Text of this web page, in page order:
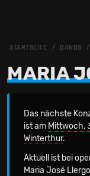
STARTSEITE BANDS
MARIA
Das nächste
ist am Mittwoch,
Winterthur.
Aktuell ist bei
Maria José